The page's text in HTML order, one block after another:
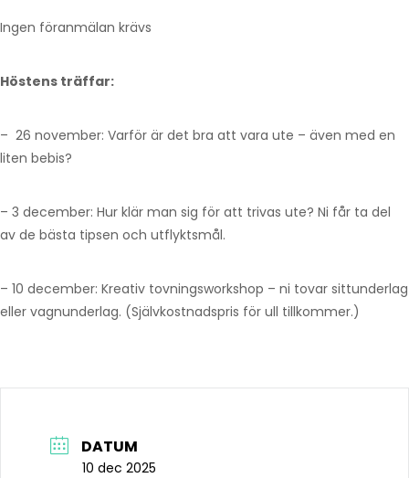
Ingen föranmälan krävs
Höstens träffar:
– 26 november: Varför är det bra att vara ute – även med en
liten bebis?
– 3 december: Hur klär man sig för att trivas ute? Ni får ta del
av de bästa tipsen och utflyktsmål.
– 10 december: Kreativ tovningsworkshop – ni tovar sittunderlag
eller vagnunderlag. (Självkostnadspris för ull tillkommer.)
DATUM
10 dec 2025